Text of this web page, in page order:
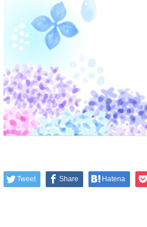
Tweet Share Hatena